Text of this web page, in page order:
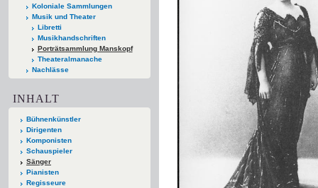
Koloniale Sammlungen
Musik und Theater
Libretti
Musikhandschriften
Porträtsammlung Manskopf
Theateralmanache
Nachlässe
INHALT
Bühnenkünstler
Dirigenten
Komponisten
Schauspieler
Sänger
Pianisten
Regisseure